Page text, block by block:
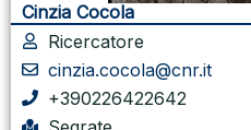
Cinzia Cocola
Ricercatore
cinzia.cocola@cnr.it
+390226422642